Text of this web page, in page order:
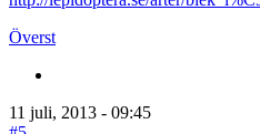
Överst
11 juli, 2013 - 09:45